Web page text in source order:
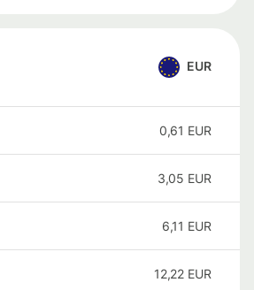
EUR
0,61 EUR
3,05 EUR
6,11 EUR
12,22 EUR